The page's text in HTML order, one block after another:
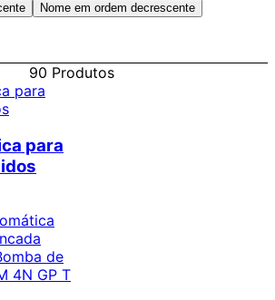
Nome em ordem decrescente
90 Produtos
para